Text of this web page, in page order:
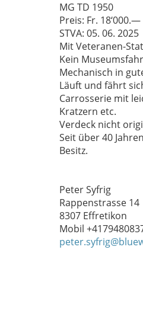
MG TD 1950
Preis: Fr. 18‘000.—
STVA: 05. 06. 2025
Mit Veteranen-
Kein
Mechanisch in
Läuft und fährt
Carrosserie mit
Kratzern etc.
Verdeck nicht
Seit über 40
Besitz.
Peter Syfrig
Rappenstrasse 14
8307 Effretikon
Mobil